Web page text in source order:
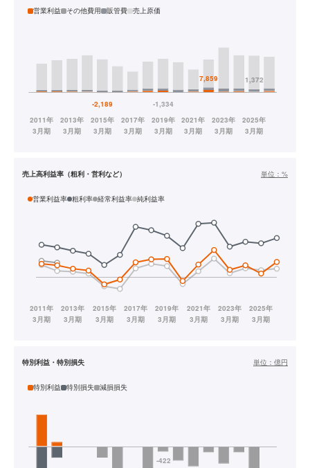
営業利益 その他費用 販管費 売上原価
売上高利益率（粗利・営利など） 単位： %
営業利益率 粗利率 経常利益率 純利益率
特別利益・特別損失 単位： 億円
特別利益 特別損失 減損損失